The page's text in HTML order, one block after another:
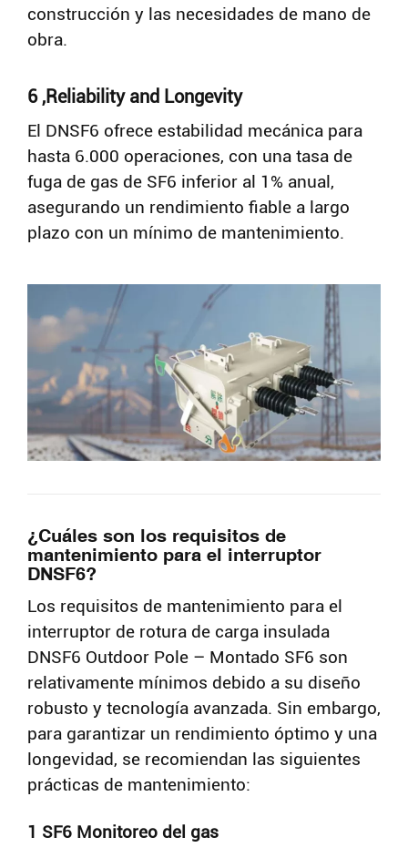
construcción y las necesidades de mano de
obra.
6 ,Reliability and Longevity
El DNSF6 ofrece estabilidad mecánica para
hasta 6.000 operaciones, con una tasa de
fuga de gas de SF6 inferior al 1% anual,
asegurando un rendimiento fiable a largo
plazo con un mínimo de mantenimiento.
¿Cuáles son los requisitos de
mantenimiento para el interruptor
DNSF6?
Los requisitos de mantenimiento para el
interruptor de rotura de carga insulada
DNSF6 Outdoor Pole – Montado SF6 son
relativamente mínimos debido a su diseño
robusto y tecnología avanzada. Sin embargo,
para garantizar un rendimiento óptimo y una
longevidad, se recomiendan las siguientes
prácticas de mantenimiento:
1 SF6 Monitoreo del gas
Buscar